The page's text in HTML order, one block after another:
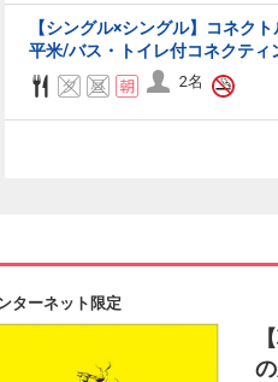
【シングル×シングル】コネク
平米/バス・トイレ付コネクティ
2名
ターネット限定